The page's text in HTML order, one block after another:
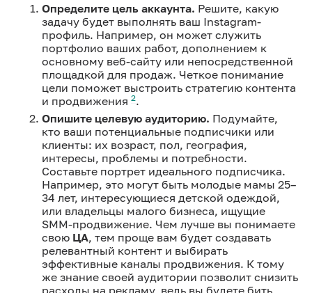
Определите цель аккаунта. Решите, какую
задачу будет выполнять ваш Instagram-
профиль. Например, он может служить
портфолио ваших работ, дополнением к
основному веб-сайту или непосредственной
площадкой для продаж. Четкое понимание
цели поможет выстроить стратегию контента
и продвижения 2.
Опишите целевую аудиторию. Подумайте,
кто ваши потенциальные подписчики или
клиенты: их возраст, пол, география,
интересы, проблемы и потребности.
Составьте портрет идеального подписчика.
Например, это могут быть молодые мамы 25–
34 лет, интересующиеся детской одеждой,
или владельцы малого бизнеса, ищущие
SMM-продвижение. Чем лучше вы понимаете
свою ЦА, тем проще вам будет создавать
релевантный контент и выбирать
эффективные каналы продвижения. К тому
же знание своей аудитории позволит снизить
расходы на рекламу, ведь вы будете бить